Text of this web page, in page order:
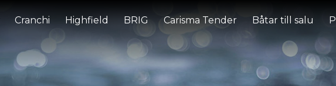
Cranchi Highfield BRIG Carisma Tender Båtar till salu